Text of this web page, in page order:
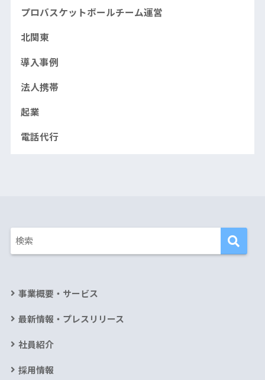
プロバスケットボールチーム運営
北関東
導入事例
法人携帯
起業
電話代行
事業概要・サービス
最新情報・プレスリリース
社員紹介
採用情報